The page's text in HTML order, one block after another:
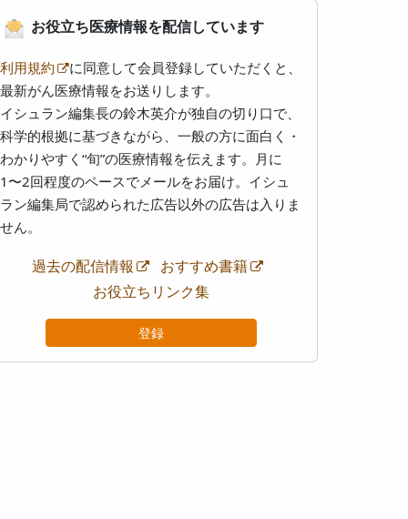
お役立ち医療情報を配信しています
利用規約
に同意して会員登録していただくと、
最新がん医療情報をお送りします。
イシュラン編集長の鈴木英介が独自の切り口で、
科学的根拠に基づきながら、一般の方に面白く・
わかりやすく“旬”の医療情報を伝えます。月に
1〜2回程度のペースでメールをお届け。イシュ
ラン編集局で認められた広告以外の広告は入りま
せん。
過去の配信情報
おすすめ書籍
お役立ちリンク集
登録